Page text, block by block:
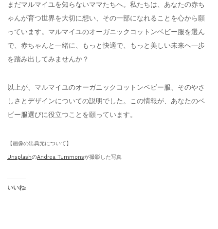
まだマルマイユを知らないママたちへ。私たちは、あなたの赤ち
ゃんが育つ世界を大切に想い、その一部になれることを心から願
っています。マルマイユのオーガニックコットンベビー服を選ん
で、赤ちゃんと一緒に、もっと快適で、もっと美しい未来へ一歩
を踏み出してみませんか？
以上が、マルマイユのオーガニックコットンベビー服、そのやさ
しさとデザインについての説明でした。この情報が、あなたのベ
ビー服選びに役立つことを願っています。
【画像の出典元について】
UnsplashのAndrea Tummonsが撮影した写真
いいね: